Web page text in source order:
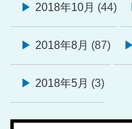
2018年10月 (44)
2018年8月 (87)
2018年5月 (3)